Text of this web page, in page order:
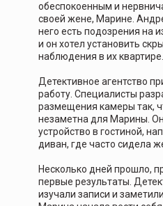
обеспокоенным и
своей жене, Марине.
него есть подозрения на
и он хотел установить
наблюдения в их квартире.
Детективное агентство
работу. Специалисты
размещения камеры так,
незаметна для Марины.
устройство в гостиной,
диван, где часто сидела
Несколько дней прошло,
первые результаты.
изучали записи и